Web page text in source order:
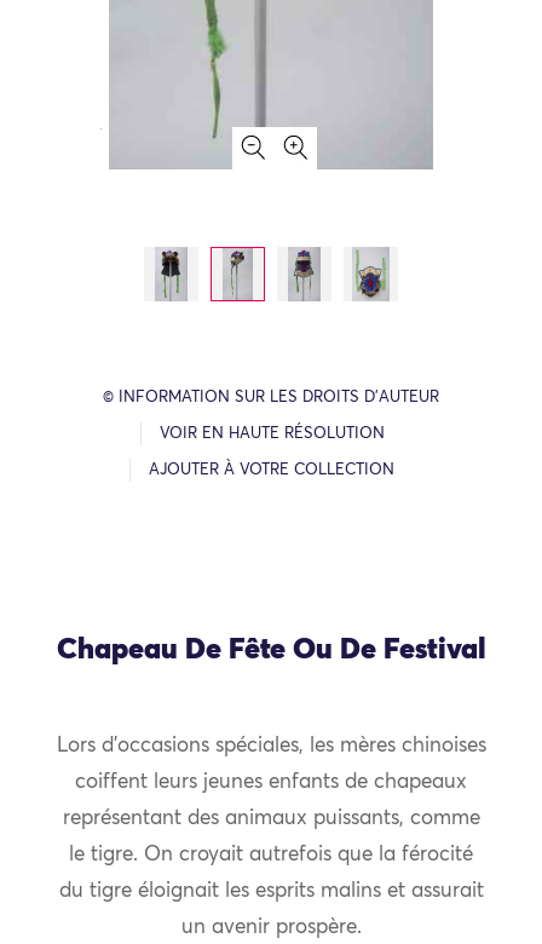
© INFORMATION SUR LES DROITS D’AUTEUR
VOIR EN HAUTE RÉSOLUTION
AJOUTER À VOTRE COLLECTION
Chapeau De Fête Ou De Festival
Lors d’occasions spéciales, les mères chinoises
coiffent leurs jeunes enfants de chapeaux
représentant des animaux puissants, comme
le tigre. On croyait autrefois que la férocité
du tigre éloignait les esprits malins et assurait
un avenir prospère.